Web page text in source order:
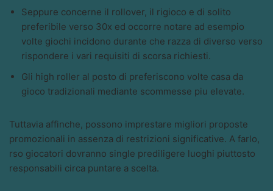
Seppure concerne il rollover, il rigioco e di solito
preferibile verso 30x ed occorre notare ad esempio
volte giochi incidono durante che razza di diverso verso
rispondere i vari requisiti di scorsa richiesti.
Gli high roller al posto di preferiscono volte casa da
gioco tradizionali mediante scommesse piu elevate.
Tuttavia affinche, possono imprestare migliori proposte
promozionali in assenza di restrizioni significative. A farlo,
rso giocatori dovranno single prediligere luoghi piuttosto
responsabili circa puntare a scelta.